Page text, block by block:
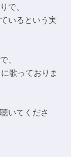
で、
いるという実
、
歌っておりま
いてくださ